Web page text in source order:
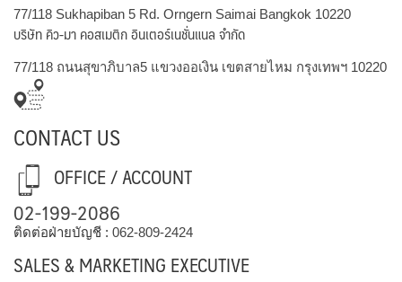
77/118 Sukhapiban 5 Rd. Orngern Saimai Bangkok 10220
บริษัท คิว-มา คอสเมติก อินเตอร์เนชั่นแนล จำกัด
77/118 ถนนสุขาภิบาล5 แขวงออเงิน เขตสายไหม กรุงเทพฯ 10220
CONTACT US
OFFICE / ACCOUNT
02-199-2086
ติดต่อฝ่ายบัญชี : 062-809-2424
SALES & MARKETING EXECUTIVE